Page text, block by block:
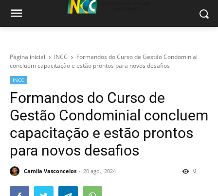
Página inicial INCC
Formandos do Curso de Gestão Condominial
concluem capacitação e estão prontos para novos desafios
INCC
Formandos do Curso de
Gestão Condominial concluem
capacitação e estão prontos
para novos desafios
Camila Vasconcelos 20 ago., 2024 0